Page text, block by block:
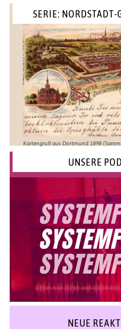
SERIE: NORDSTADT-
Kartengruß aus Dortmund 1898
UNSERE
NEUE